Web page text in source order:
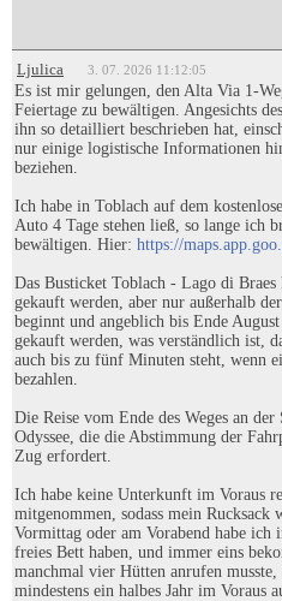
Ljulica 3. 07. 2026 11:12:05
Es ist mir gelungen, den Alta Via 1-
Feiertage zu bewältigen. Angesichts
ihn so detailliert beschrieben hat,
nur einige logistische Informationen
beziehen.
Ich habe in Toblach auf dem
Auto 4 Tage stehen ließ, so lange ich
bewältigen. Hier: https://
Das Busticket Toblach - Lago di
gekauft werden, aber nur außerhalb
beginnt und angeblich bis Ende
gekauft werden, was verständlich ist,
auch bis zu fünf Minuten steht, wenn
bezahlen.
Die Reise vom Ende des Weges an
Odyssee, die die Abstimmung der
Zug erfordert.
Ich habe keine Unterkunft im Voraus
mitgenommen, sodass mein Rucksack
Vormittag oder am Vorabend habe ich
freies Bett haben, und immer eins
manchmal vier Hütten anrufen
mindestens ein halbes Jahr im Voraus